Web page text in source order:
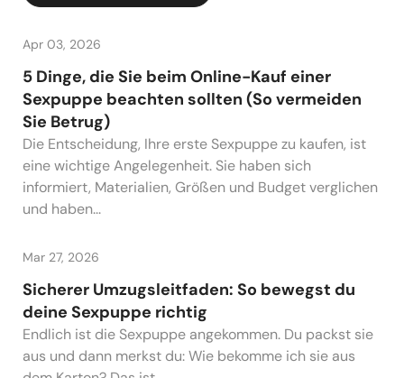
Apr 03, 2026
5 Dinge, die Sie beim Online-Kauf einer
Sexpuppe beachten sollten (So vermeiden
Sie Betrug)
Die Entscheidung, Ihre erste Sexpuppe zu kaufen, ist
eine wichtige Angelegenheit. Sie haben sich
informiert, Materialien, Größen und Budget verglichen
und haben...
Mar 27, 2026
Sicherer Umzugsleitfaden: So bewegst du
deine Sexpuppe richtig
Endlich ist die Sexpuppe angekommen. Du packst sie
aus und dann merkst du: Wie bekomme ich sie aus